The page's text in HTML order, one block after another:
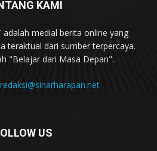
KAMI
adalah medial berita online yang
teraktual dari sumber terpercaya.
"Belajar dari Masa Depan".
redaksi@sinarharapan.net
US